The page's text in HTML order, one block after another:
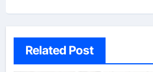
Related Post